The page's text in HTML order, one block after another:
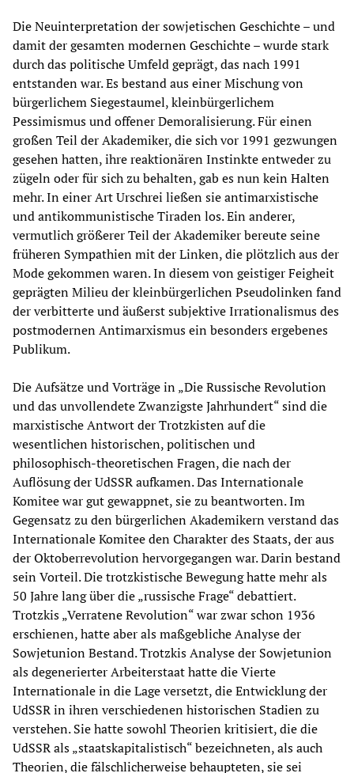
Die Neuinterpretation der sowjetischen Geschichte – und
damit der gesamten modernen Geschichte – wurde stark
durch das politische Umfeld geprägt, das nach 1991
entstanden war. Es bestand aus einer Mischung von
bürgerlichem Siegestaumel, kleinbürgerlichem
Pessimismus und offener Demoralisierung. Für einen
großen Teil der Akademiker, die sich vor 1991 gezwungen
gesehen hatten, ihre reaktionären Instinkte entweder zu
zügeln oder für sich zu behalten, gab es nun kein Halten
mehr. In einer Art Urschrei ließen sie antimarxistische
und antikommunistische Tiraden los. Ein anderer,
vermutlich größerer Teil der Akademiker bereute seine
früheren Sympathien mit der Linken, die plötzlich aus der
Mode gekommen waren. In diesem von geistiger Feigheit
geprägten Milieu der kleinbürgerlichen Pseudolinken fand
der verbitterte und äußerst subjektive Irrationalismus des
postmodernen Antimarxismus ein besonders ergebenes
Publikum.
Die Aufsätze und Vorträge in „Die Russische Revolution
und das unvollendete Zwanzigste Jahrhundert“ sind die
marxistische Antwort der Trotzkisten auf die
wesentlichen historischen, politischen und
philosophisch-theoretischen Fragen, die nach der
Auflösung der UdSSR aufkamen. Das Internationale
Komitee war gut gewappnet, sie zu beantworten. Im
Gegensatz zu den bürgerlichen Akademikern verstand das
Internationale Komitee den Charakter des Staats, der aus
der Oktoberrevolution hervorgegangen war. Darin bestand
sein Vorteil. Die trotzkistische Bewegung hatte mehr als
50 Jahre lang über die „russische Frage“ debattiert.
Trotzkis „Verratene Revolution“ war zwar schon 1936
erschienen, hatte aber als maßgebliche Analyse der
Sowjetunion Bestand. Trotzkis Analyse der Sowjetunion
als degenerierter Arbeiterstaat hatte die Vierte
Internationale in die Lage versetzt, die Entwicklung der
UdSSR in ihren verschiedenen historischen Stadien zu
verstehen. Sie hatte sowohl Theorien kritisiert, die die
UdSSR als „staatskapitalistisch“ bezeichneten, als auch
Theorien, die fälschlicherweise behaupteten, sie sei